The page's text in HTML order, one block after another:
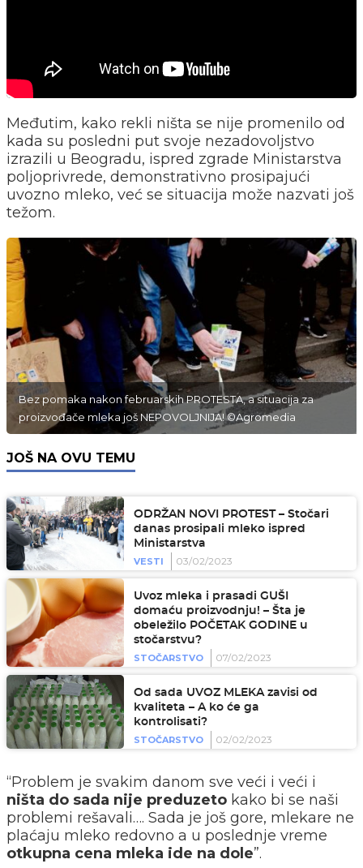
Međutim, kako rekli ništa se nije promenilo od
kada su posledni put svoje nezadovoljstvo
izrazili u Beogradu, ispred zgrade Ministarstva
poljoprivrede, demonstrativno prosipajući
uvozno mleko, već se situacija može nazvati još
težom.
Bez pomaka nakon februarskih PROTESTA, a situacija za
proizvođače mleka još NEPOVOLJNIJA! ©Agromedia
JOŠ NA OVU TEMU
ODRŽAN NOVI PROTEST – Stočari
danas prosipali mleko ispred
Ministarstva
VESTI
03/02/2023
Uvoz mleka i prasadi GUŠI
domaću proizvodnju! – Šta je
obeležilo POČETAK GODINE u
stočarstvu?
STOČARSTVO
07/02/2023
Od sada UVOZ MLEKA zavisi od
kvaliteta – A ko će ga
kontrolisati?
STOČARSTVO
02/02/2023
“Problem je svakim danom sve veći i veći i
ništa do sada nije preduzeto kako bi se naši
problemi rešavali…. Sada je još gore, mlekare ne
plaćaju mleko redovno a u poslednje vreme
otkupna cena mleka ide na dole”.